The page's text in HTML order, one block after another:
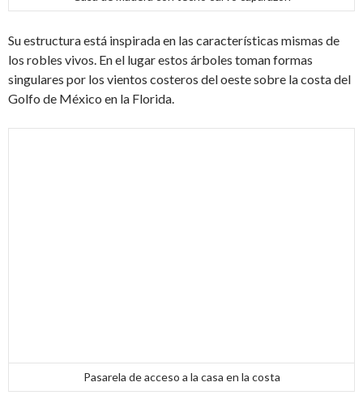
Su estructura está inspirada en las características mismas de
los robles vivos. En el lugar estos árboles toman formas
singulares por los vientos costeros del oeste sobre la costa del
Golfo de México en la Florida.
Pasarela de acceso a la casa en la costa